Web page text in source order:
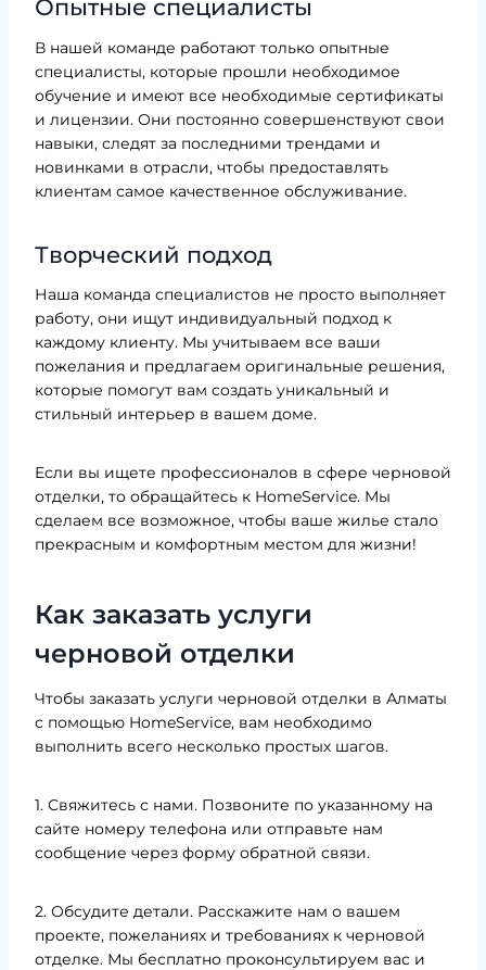
Опытные специалисты
В нашей команде работают только опытные
специалисты, которые прошли необходимое
обучение и имеют все необходимые сертификаты
и лицензии. Они постоянно совершенствуют свои
навыки, следят за последними трендами и
новинками в отрасли, чтобы предоставлять
клиентам самое качественное обслуживание.
Творческий подход
Наша команда специалистов не просто выполняет
работу, они ищут индивидуальный подход к
каждому клиенту. Мы учитываем все ваши
пожелания и предлагаем оригинальные решения,
которые помогут вам создать уникальный и
стильный интерьер в вашем доме.
Если вы ищете профессионалов в сфере черновой
отделки, то обращайтесь к HomeService. Мы
сделаем все возможное, чтобы ваше жилье стало
прекрасным и комфортным местом для жизни!
Как заказать услуги
черновой отделки
Чтобы заказать услуги черновой отделки в Алматы
с помощью HomeService, вам необходимо
выполнить всего несколько простых шагов.
1. Свяжитесь с нами. Позвоните по указанному на
сайте номеру телефона или отправьте нам
сообщение через форму обратной связи.
2. Обсудите детали. Расскажите нам о вашем
проекте, пожеланиях и требованиях к черновой
отделке. Мы бесплатно проконсультируем вас и